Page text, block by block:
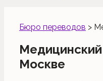
Бюро переводов >
Москве